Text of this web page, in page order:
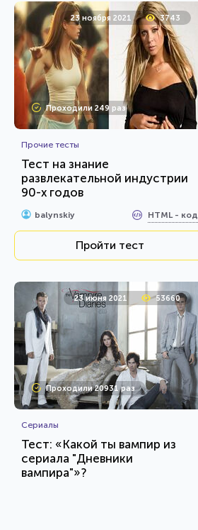
23 ноября 2021 3743
Проходили 249 раз
Прочие тесты
Тест на знание
развлекательной индустрии
90-х годов
balynskiy HTML - код
Пройти тест
23 июня 2021 53660
Проходили 20931 раз
Сериалы
Тест: «Какой ты вампир из
сериала "Дневники
вампира"»?